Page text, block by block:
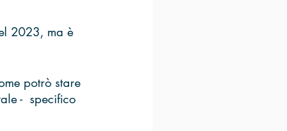
2023, ma è
potrò stare
-  specifico